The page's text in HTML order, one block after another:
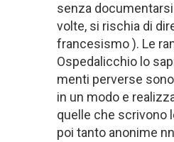
senza
volte, si rischia di
francesismo ). Le
Ospedalicchio lo
menti perverse
in un modo e
quelle che scrivono
poi tanto anonime